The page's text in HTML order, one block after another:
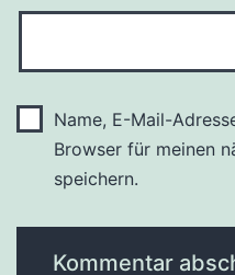
Name, E-Mail-
Browser für meinen
speichern.